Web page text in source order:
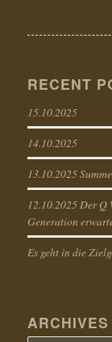
RECENT
15.10.2025
14.10.2025
13.10.2025
12.10.2025 Der Q
Generation
Es geht in die
ARCHIVES